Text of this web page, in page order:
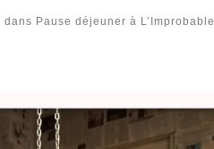
dans Pause déjeuner à L’Improbable